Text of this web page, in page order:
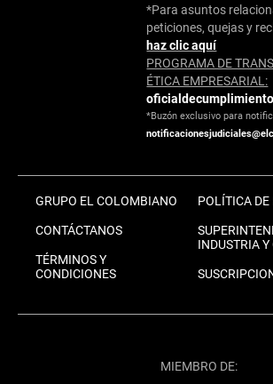
*Para asuntos
peticiones, quejas y
haz clic aquí
PROGRAMA DE
ÉTICA EMPRESARIAL:
*Buzón exclusivo para
GRUPO EL COLOMBIANO
CONTÁCTANOS
TÉRMINOS Y
CONDICIONES
POLÍTICA
INDUSTRIA
MIEMBRO DE: